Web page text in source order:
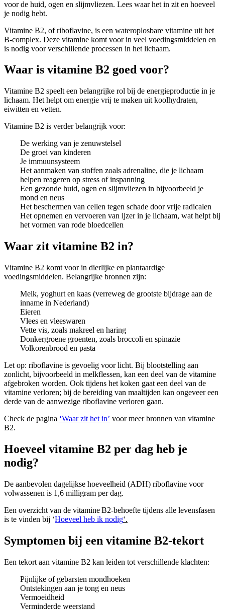
voor de huid, ogen en slijmvliezen. Lees waar het in zit en hoeveel
je nodig hebt.
Vitamine B2, of riboflavine, is een wateroplosbare vitamine uit het
B-complex. Deze vitamine komt voor in veel voedingsmiddelen en
is nodig voor verschillende processen in het lichaam.
Waar is vitamine B2 goed voor?
Vitamine B2 speelt een belangrijke rol bij de energieproductie in je
lichaam. Het helpt om energie vrij te maken uit koolhydraten,
eiwitten en vetten.
Vitamine B2 is verder belangrijk voor:
De werking van je zenuwstelsel
De groei van kinderen
Je immuunsysteem
Het aanmaken van stoffen zoals adrenaline, die je lichaam
helpen reageren op stress of inspanning
Een gezonde huid, ogen en slijmvliezen in bijvoorbeeld je
mond en neus
Het beschermen van cellen tegen schade door vrije radicalen
Het opnemen en vervoeren van ijzer in je lichaam, wat helpt bij
het vormen van rode bloedcellen
Waar zit vitamine B2 in?
Vitamine B2 komt voor in dierlijke en plantaardige
voedingsmiddelen. Belangrijke bronnen zijn:
Melk, yoghurt en kaas (verreweg de grootste bijdrage aan de
inname in Nederland)
Eieren
Vlees en vleeswaren
Vette vis, zoals makreel en haring
Donkergroene groenten, zoals broccoli en spinazie
Volkorenbrood en pasta
Let op: riboflavine is gevoelig voor licht. Bij blootstelling aan
zonlicht, bijvoorbeeld in melkflessen, kan een deel van de vitamine
afgebroken worden. Ook tijdens het koken gaat een deel van de
vitamine verloren; bij de bereiding van maaltijden kan ongeveer een
derde van de aanwezige riboflavine verloren gaan.
Check de pagina ‘Waar zit het in’ voor meer bronnen van vitamine
B2.
Hoeveel vitamine B2 per dag heb je
nodig?
De aanbevolen dagelijkse hoeveelheid (ADH) riboflavine voor
volwassenen is 1,6 milligram per dag.
Een overzicht van de vitamine B2-behoefte tijdens alle levensfasen
is te vinden bij ‘Hoeveel heb ik nodig‘.
Symptomen bij een vitamine B2-tekort
Een tekort aan vitamine B2 kan leiden tot verschillende klachten:
Pijnlijke of gebarsten mondhoeken
Ontstekingen aan je tong en neus
Vermoeidheid
Verminderde weerstand